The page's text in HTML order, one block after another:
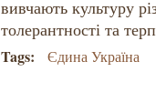
вивчають культуру
толерантності та
Tags: Єдина Україна